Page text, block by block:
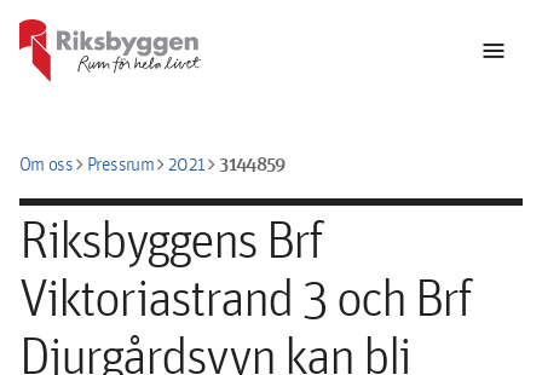
menu
Om osschevron_rightPressrumchevron_right2021chevron_right3144859
Riksbyggens Brf
Viktoriastrand 3 och Brf
Djurgårdsvyn kan bli